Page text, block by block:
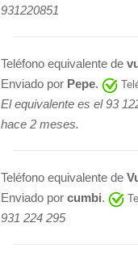
931220851
Teléfono equivalente de
Enviado por Pepe.
El equivalente es el 93
hace 2 meses.
Teléfono equivalente de
Enviado por cumbi.
‭931 224 295‬